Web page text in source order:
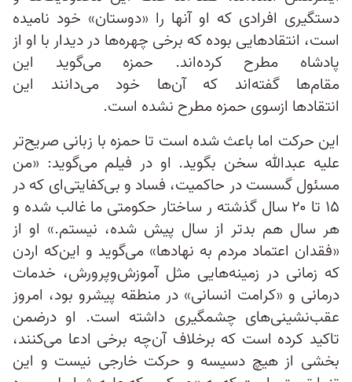
دستگیری افرادی که او آنها را «دوستان» خود نامیده
است، انتقادهایی بوده که برخی چهره‌ها در دیدار با او از
پادشاه مطرح کرده‌اند. حمزه می‌گوید این
مقام‌ها گفته‌اند که آن‌ها خود می‌دانند این
انتقادها ازسوی حمزه مطرح نشده است.
این حرکت اما باعث شده است تا حمزه با زبانی صریح‌تر
علیه عبدالله سخن بگوید. او در فیلم می‌گوید: «من
مسئول گسست در حاکمیت، فساد و بی‌‌کفایتی‌ای که در
۱۵ تا ۲۰ سال گذشته ر ساختار حکومتی ما غالب شده و
هر سال هم بدتر از سال پیش شده، نیستم.» او از
«فقدان اعتماد مردم به نهادها» می‌گوید و این‌که اردن
که زمانی در زمینه‌هایی مثل آموزش‌وپرورش، خدمات
درمانی و «کرامت انسانی» در منطقه پیشرو بود، امروز
عقب‌نشینی‌های چشمگیری داشته است. او درضمن
تاکید کرده است که برخلاف آن‌چه برخی ادعا می‌کنند،
بخشی از هیچ دسیسه و حرکت خارجی نیست و این